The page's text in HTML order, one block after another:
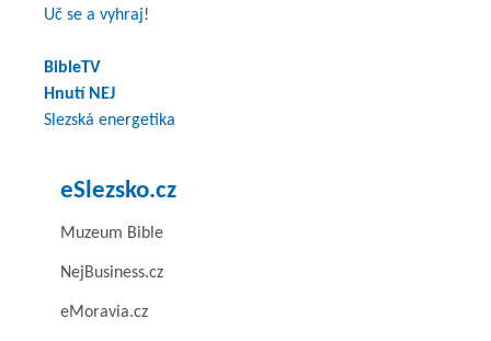
Uč se a vyhraj!
BibleTV
Hnutí NEJ
Slezská energetika
eSlezsko.cz
Muzeum Bible
NejBusiness.cz
eMoravia.cz